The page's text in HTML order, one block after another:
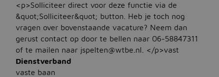
<p>Solliciteer direct voor deze functie via de
&quot;Solliciteer&quot; button. Heb je toch nog
vragen over bovenstaande vacature? Neem dan
gerust contact op door te bellen naar 06-58847311
of te mailen naar jspelten@wtbe.nl. </p>vast
Dienstverband
vaste baan
Vacatures per locatie
Vacatures per beroepsgroep
Vacatures per dienstverband
Vacatures per opleidingsniveau